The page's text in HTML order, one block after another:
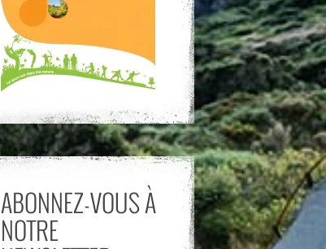
ABONNEZ-VOUS À
NOTRE